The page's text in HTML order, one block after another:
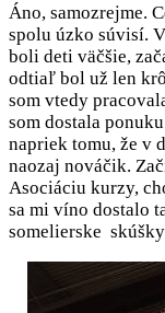
Áno, samozrejme.
spolu úzko súvisí.
boli deti väčšie,
odtiaľ bol už len
som vtedy
som dostala
napriek tomu, že v
naozaj nováčik.
Asociáciu kurzy,
sa mi víno dostalo
somelierske